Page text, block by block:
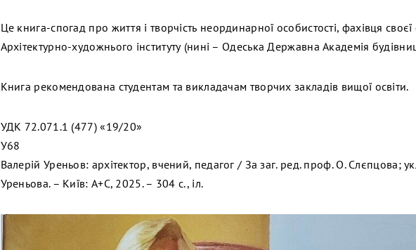
Це книга-спогад про життя і творчість неординарної особистості, фахівця
Архітектурно-художнього інституту (нині – Одеська Державна Академія
Книга рекомендована студентам та викладачам творчих закладів вищої освіти.
УДК 72.071.1 (477) «19/20»
У68
Валерій Уреньов: архітектор, вчений, педагог / За заг. ред. проф. О. Слєпцова;
Уреньова. – Київ: А+С, 2025. – 304 с., іл.